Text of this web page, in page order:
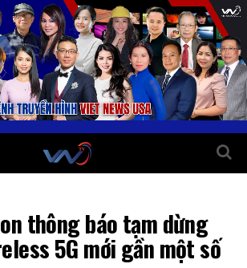
thông báo tạm dừng
5G mới gần một số